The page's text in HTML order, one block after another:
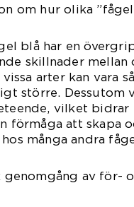
om hur olika
blå har en
skillnader mellan
arter kan vara
större. Dessutom
vilket bidrar
förmåga att skapa
hos många andra
genomgång av för-